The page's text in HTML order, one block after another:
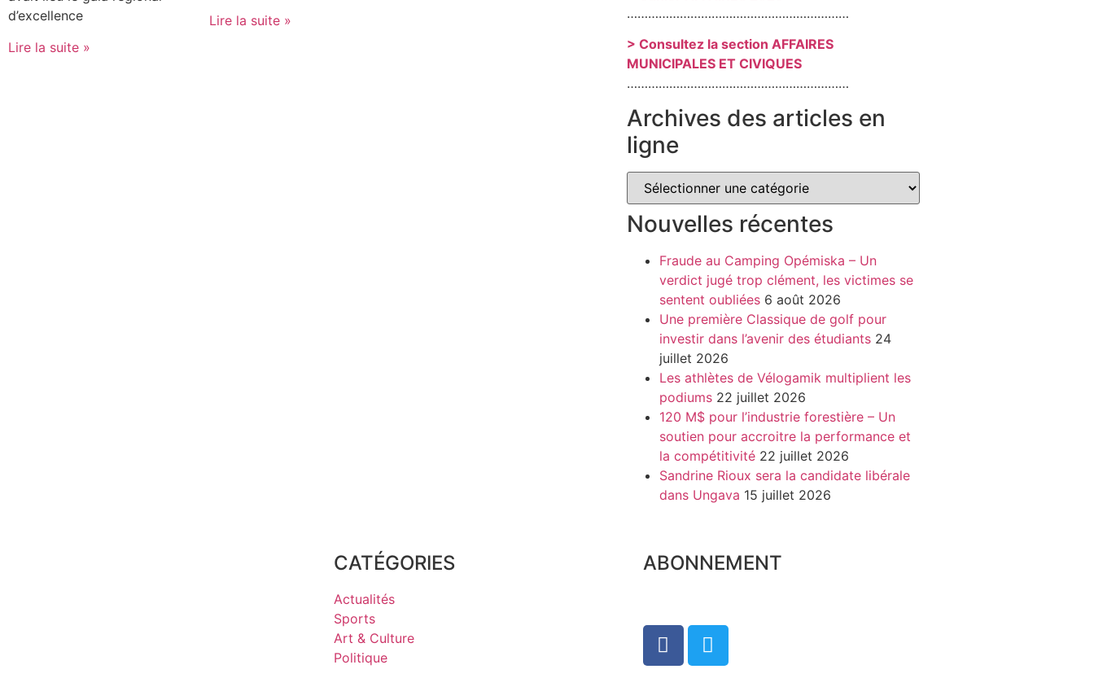
d’excellence
Lire la suite »
Lire la suite »
………………………………………………………
> Consultez la section AFFAIRES
MUNICIPALES ET CIVIQUES
………………………………………………………
Archives des articles en
ligne
Nouvelles récentes
Fraude au Camping Opémiska – Un
verdict jugé trop clément, les victimes se
sentent oubliées 6 août 2026
Une première Classique de golf pour
investir dans l’avenir des étudiants 24
juillet 2026
Les athlètes de Vélogamik multiplient les
podiums 22 juillet 2026
120 M$ pour l’industrie forestière – Un
soutien pour accroitre la performance et
la compétitivité 22 juillet 2026
Sandrine Rioux sera la candidate libérale
dans Ungava 15 juillet 2026
CATÉGORIES
Actualités
Sports
Art & Culture
Politique
ABONNEMENT